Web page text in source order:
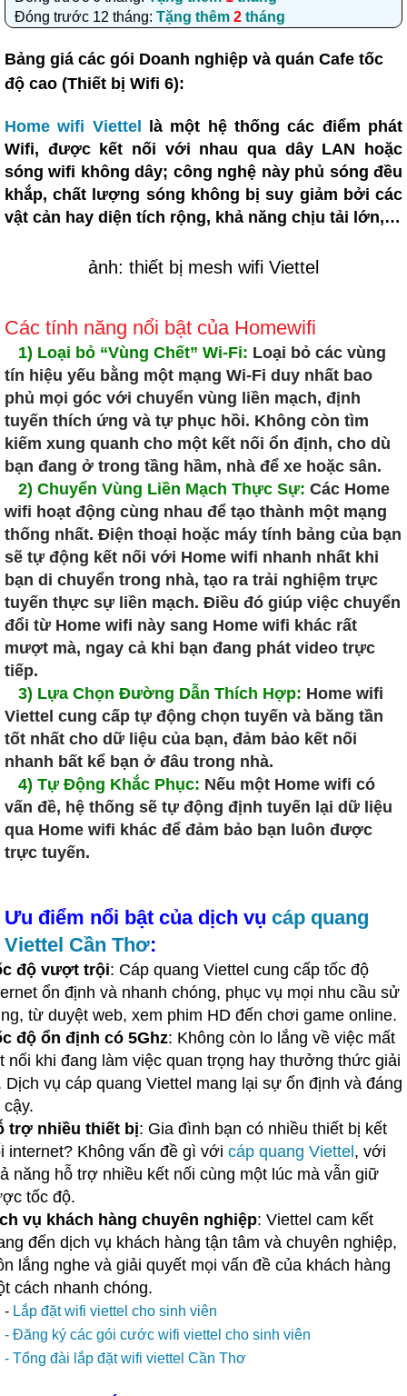
Đóng trước 12 tháng: Tặng thêm 2 tháng
Bảng giá các gói Doanh nghiệp và quán Cafe tốc
độ cao (Thiết bị Wifi 6):
Home wifi Viettel
là một hệ thống các điểm phát
Wifi, được kết nối với nhau qua dây LAN hoặc
sóng wifi không dây; công nghệ này phủ sóng đều
khắp, chất lượng sóng không bị suy giảm bởi các
vật cản hay diện tích rộng, khả năng chịu tải lớn,…
ảnh: thiết bị mesh wifi Viettel
Các tính năng nổi bật của Homewifi
1) Loại bỏ “Vùng Chết” Wi-Fi: Loại bỏ các vùng
tín hiệu yếu bằng một mạng Wi-Fi duy nhất bao
phủ mọi góc với chuyển vùng liền mạch, định
tuyến thích ứng và tự phục hồi. Không còn tìm
kiếm xung quanh cho một kết nối ổn định, cho dù
bạn đang ở trong tầng hầm, nhà để xe hoặc sân.
2) Chuyển Vùng Liền Mạch Thực Sự: Các Home
wifi hoạt động cùng nhau để tạo thành một mạng
thống nhất. Điện thoại hoặc máy tính bảng của bạn
sẽ tự động kết nối với Home wifi nhanh nhất khi
bạn di chuyển trong nhà, tạo ra trải nghiệm trực
tuyến thực sự liền mạch. Điều đó giúp việc chuyển
đổi từ Home wifi này sang Home wifi khác rất
mượt mà, ngay cả khi bạn đang phát video trực
tiếp.
3) Lựa Chọn Đường Dẫn Thích Hợp: Home wifi
Viettel cung cấp tự động chọn tuyến và băng tần
tốt nhất cho dữ liệu của bạn, đảm bảo kết nối
nhanh bất kể bạn ở đâu trong nhà.
4) Tự Động Khắc Phục: Nếu một Home wifi có
vấn đề, hệ thống sẽ tự động định tuyến lại dữ liệu
qua Home wifi khác để đảm bảo bạn luôn được
trực tuyến.
Ưu điểm nổi bật của dịch vụ cáp quang
Viettel Cần Thơ:
độ vượt trội: Cáp quang Viettel cung cấp tốc độ
ổn định và nhanh chóng, phục vụ mọi nhu cầu sử
từ duyệt web, xem phim HD đến chơi game online.
độ ổn định có 5Ghz: Không còn lo lắng về việc mất
nối khi đang làm việc quan trọng hay thưởng thức giải
Dịch vụ cáp quang Viettel mang lại sự ổn định và đáng
cậy.
trợ nhiều thiết bị: Gia đình bạn có nhiều thiết bị kết
internet? Không vấn đề gì với cáp quang Viettel , với
năng hỗ trợ nhiều kết nối cùng một lúc mà vẫn giữ
tốc độ.
vụ khách hàng chuyên nghiệp: Viettel cam kết
đến dịch vụ khách hàng tận tâm và chuyên nghiệp,
lắng nghe và giải quyết mọi vấn đề của khách hàng
cách nhanh chóng.
- Lắp đặt wifi viettel cho sinh viên
- Đăng ký các gói cước wifi viettel cho sinh viên
- Tổng đài lắp đặt wifi viettel Cần Thơ